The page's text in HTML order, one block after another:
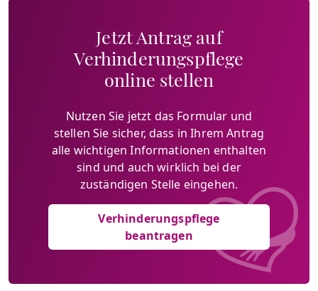
Jetzt Antrag auf
Verhinderungspflege
online stellen
Nutzen Sie jetzt das Formular und
stellen Sie sicher, dass in Ihrem Antrag
alle wichtigen Informationen enthalten
sind und auch wirklich bei der
zuständigen Stelle eingehen.
Verhinderungspflege
beantragen